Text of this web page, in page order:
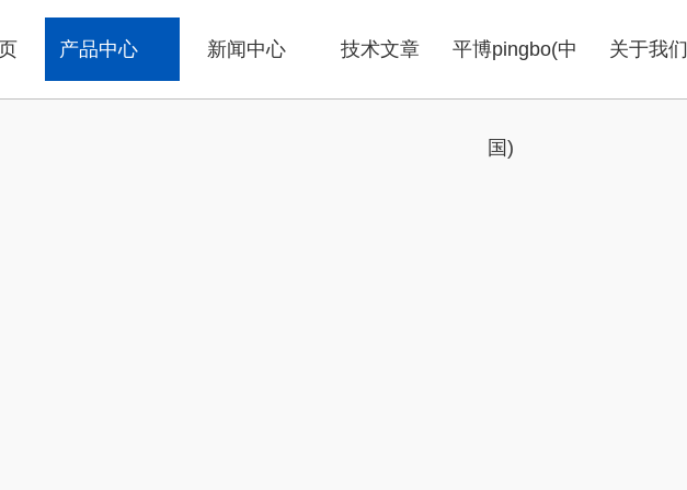
产品中心 新闻中心 技术文章 平博pingbo(中
国)
关于我们